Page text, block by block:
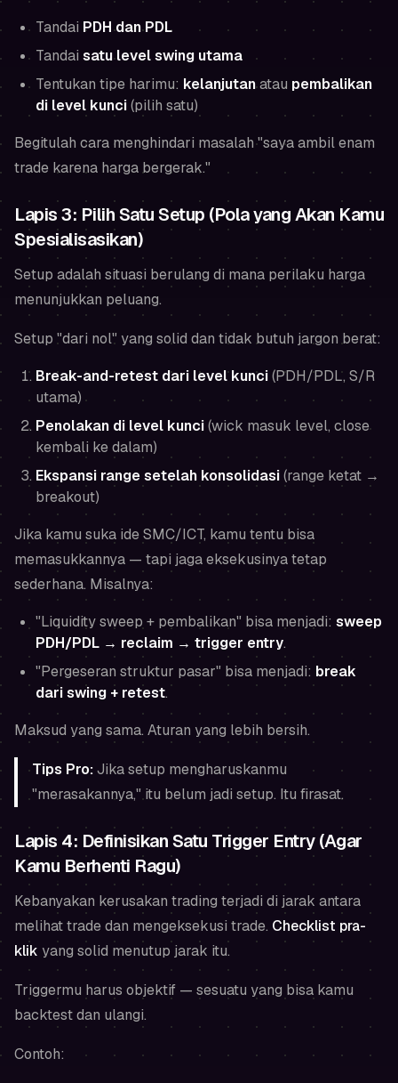
Tandai PDH dan PDL
Tandai satu level swing utama
Tentukan tipe harimu: kelanjutanatau pembalikan
di level kunci(pilih satu)
Begitulah cara menghindari masalah "saya ambil enam
trade karena harga bergerak."
Lapis 3: Pilih Satu Setup (Pola yang Akan Kamu
Spesialisasikan)
Setup adalah situasi berulang di mana perilaku harga
menunjukkan peluang.
Setup "dari nol" yang solid dan tidak butuh jargon berat:
Break-and-retest dari level kunci(PDH/PDL, S/R
utama)
Penolakan di level kunci(wick masuk level, close
kembali ke dalam)
Ekspansi range setelah konsolidasi(range ketat →
breakout)
Jika kamu suka ide SMC/ICT, kamu tentu bisa
memasukkannya — tapi jaga eksekusinya tetap
sederhana. Misalnya:
"Liquidity sweep + pembalikan" bisa menjadi: sweep
PDH/PDL → reclaim → trigger entry.
"Pergeseran struktur pasar" bisa menjadi: break
dari swing + retest.
Maksud yang sama. Aturan yang lebih bersih.
Tips Pro:Jika setup mengharuskanmu
"merasakannya," itu belum jadi setup. Itu firasat.
Lapis 4: Definisikan Satu Trigger Entry (Agar
Kamu Berhenti Ragu)
Kebanyakan kerusakan trading terjadi di jarak antara
melihattrade dan mengeksekusi trade. Checklist pra-
klik yang solid menutup jarak itu.
Triggermu harus objektif — sesuatu yang bisa kamu
backtest dan ulangi.
Contoh: